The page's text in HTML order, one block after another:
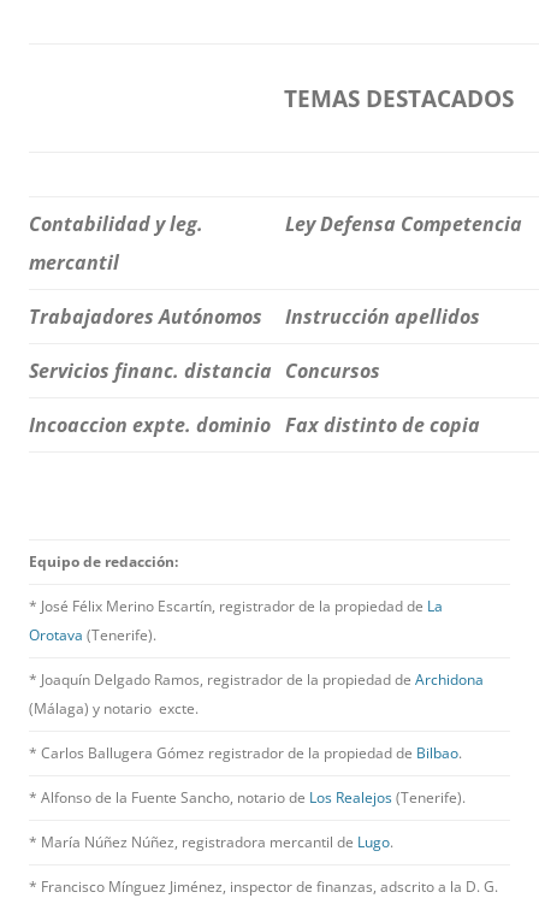
TEMAS DESTACADOS
Contabilidad y leg.
mercantil
Ley Defensa Competencia
Trabajadores Autónomos Instrucción apellidos
Servicios financ. distancia Concursos
Incoaccion expte. dominio Fax distinto de copia
Equipo de redacción:
* José Félix Merino Escartín, registrador de la propiedad de La
Orotava (Tenerife).
* Joaquín Delgado Ramos, registrador de la propiedad de Archidona
(Málaga) y notario excte.
* Carlos Ballugera Gómez registrador de la propiedad de Bilbao.
* Alfonso de la Fuente Sancho, notario de Los Realejos(Tenerife).
* María Núñez Núñez, registradora mercantil de Lugo.
* Francisco Mínguez Jiménez, inspector de finanzas, adscrito a la D. G.